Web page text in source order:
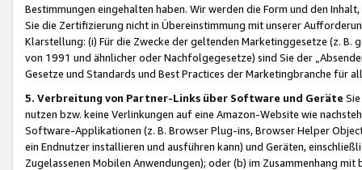
Bestimmungen eingehalten haben. Wir werden die Form und den
Sie die Zertifizierung nicht in Übereinstimmung mit unserer
Klarstellung: (i) Für die Zwecke der geltenden Marketinggesetze (z. B.
von 1991 und ähnlicher oder Nachfolgegesetze) sind Sie der
Gesetze und Standards und Best Practices der Marketingbranche für
5. Verbreitung von Partner-Links über Software und Geräte
nutzen bzw. keine Verlinkungen auf eine Amazon-Website wie
Software-Applikationen (z. B. Browser Plug-ins, Browser Helper
ein Endnutzer installieren und ausführen kann) und Geräten,
Zugelassenen Mobilen Anwendungen); oder (b) im Zusammenhang